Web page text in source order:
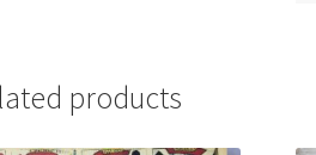
products